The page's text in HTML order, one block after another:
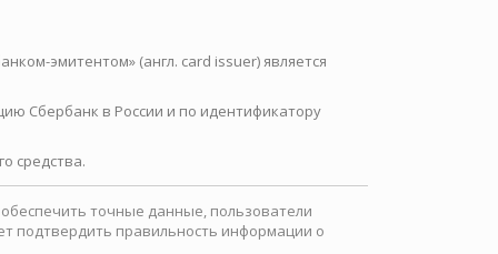
эмитентом» (англ. card issuer) является
Сбербанк в России и по идентификатору
средства.
точные данные, пользователи
подтвердить правильность информации о